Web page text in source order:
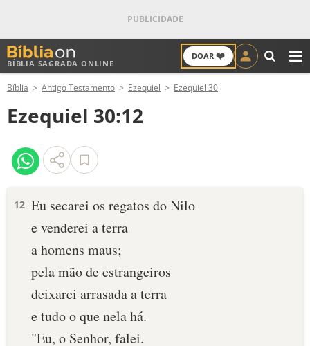
BÍBLIA SAGRADA ONLINE
DOAR ❤️
ANTIGO TESTAMENTO
NOVO TESTAMENTO
VERSÍCULOS
PALAVRA DO DIA
SALMO DO DIA
DEVOCIONAL DIÁRIO
10 MANDAMENTOS
Bíblia Antigo Testamento Ezequiel Ezequiel 30
Ezequiel 30:12
12 Eu secarei os regatos do Nilo
e venderei a terra
a homens maus;
pela mão de estrangeiros
deixarei arrasada a terra
e tudo o que nela há.
"Eu, o Senhor, falei.